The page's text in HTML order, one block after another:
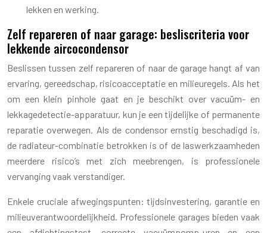
lekken en werking.
Zelf repareren of naar garage: besliscriteria voor
lekkende aircocondensor
Beslissen tussen zelf repareren of naar de garage hangt af van
ervaring, gereedschap, risicoacceptatie en milieuregels. Als het
om een klein pinhole gaat en je beschikt over vacuüm- en
lekkagedetectie-apparatuur, kun je een tijdelijke of permanente
reparatie overwegen. Als de condensor ernstig beschadigd is,
de radiateur-combinatie betrokken is of de laswerkzaamheden
meerdere risico’s met zich meebrengen, is professionele
vervanging vaak verstandiger.
Enkele cruciale afwegingspunten: tijdsinvestering, garantie en
milieuverantwoordelijkheid. Professionele garages bieden vaak